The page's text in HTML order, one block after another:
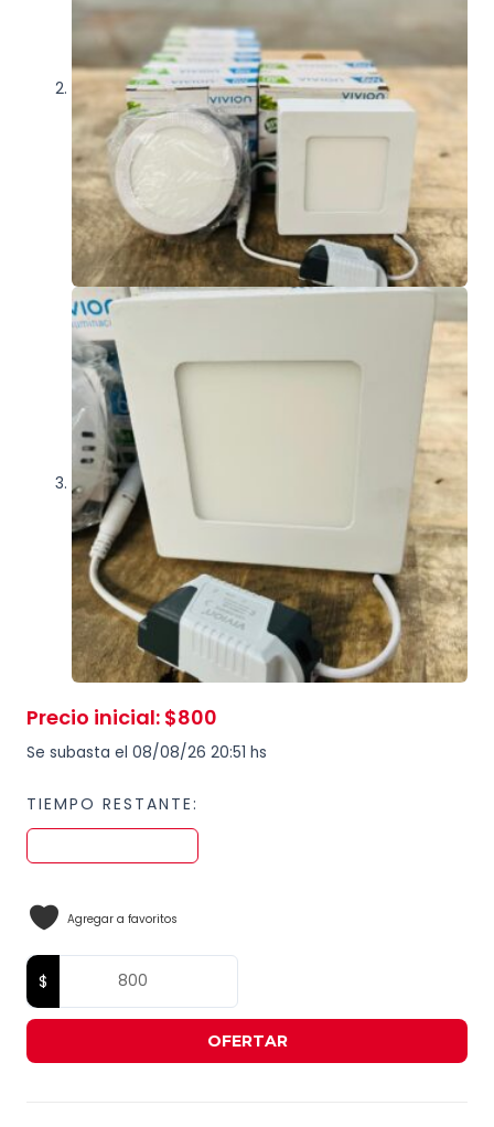
Precio inicial: $800
Se subasta el 08/08/26 20:51 hs
TIEMPO RESTANTE:
Agregar a favoritos
OFERTAR